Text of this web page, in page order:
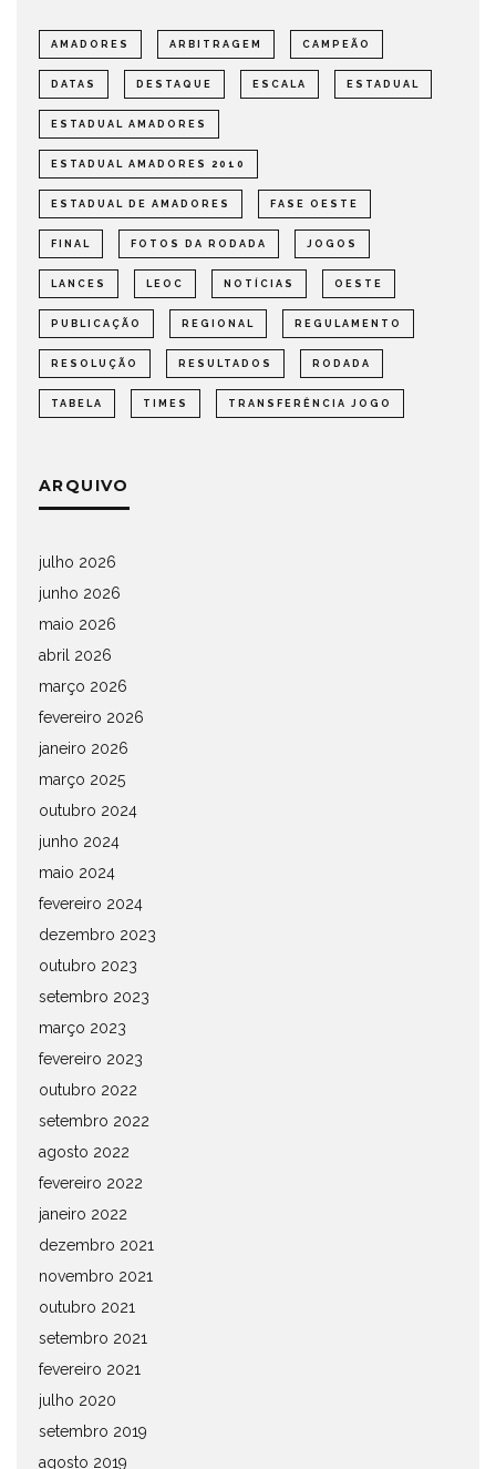
AMADORES ARBITRAGEM CAMPEÃO
DATAS DESTAQUE ESCALA ESTADUAL
ESTADUAL AMADORES
ESTADUAL AMADORES 2010
ESTADUAL DE AMADORES FASE OESTE
FINAL FOTOS DA RODADA JOGOS
LANCES LEOC NOTÍCIAS OESTE
PUBLICAÇÃO REGIONAL REGULAMENTO
RESOLUÇÃO RESULTADOS RODADA
TABELA TIMES TRANSFERÊNCIA JOGO
ARQUIVO
julho 2026
junho 2026
maio 2026
abril 2026
março 2026
fevereiro 2026
janeiro 2026
março 2025
outubro 2024
junho 2024
maio 2024
fevereiro 2024
dezembro 2023
outubro 2023
setembro 2023
março 2023
fevereiro 2023
outubro 2022
setembro 2022
agosto 2022
fevereiro 2022
janeiro 2022
dezembro 2021
novembro 2021
outubro 2021
setembro 2021
fevereiro 2021
julho 2020
setembro 2019
agosto 2019